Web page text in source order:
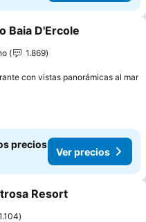
a favoritos
Baia D'Ercole
1.869
con vistas panorámicas al mar
precios
Ver precios
a favoritos
Resort